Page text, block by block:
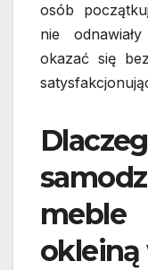
osób
nie
okazać się